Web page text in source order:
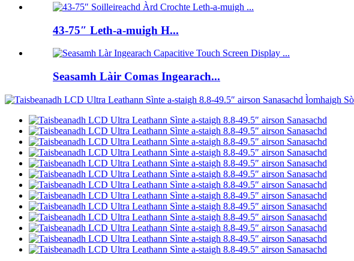
43-75″ Leth-a-muigh H...
Seasamh Làir Comas Ingearach...